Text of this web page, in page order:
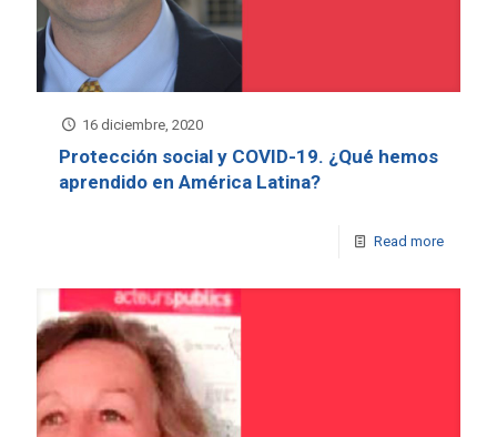
16 diciembre, 2020
Protección social y COVID-19. ¿Qué hemos
aprendido en América Latina?
Read more